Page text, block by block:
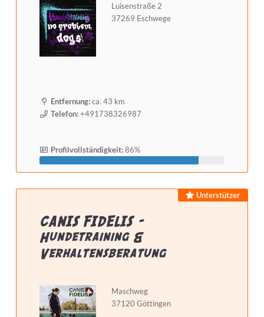
Luisenstraße 2
37269 Eschwege
Entfernung:ca. 43 km
Telefon:+491738326987
Profilvollständigkeit:86%
Unterstützer
CANIS FIDELIS -
Hundetraining &
Verhaltensberatung
Maschweg
37120 Göttingen